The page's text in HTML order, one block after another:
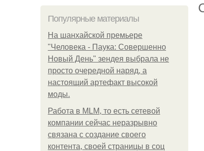
Популярные материалы
На шанхайской премьере
"Человека - Паука: Совершенно
Новый День" зендея выбрала не
просто очередной наряд, а
настоящий артефакт высокой
моды.
Работа в MLM, то есть сетевой
компании сейчас неразрывно
связана с создание своего
контента, своей страницы в соц